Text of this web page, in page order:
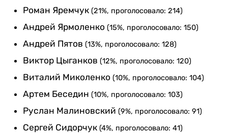
Роман Яремчук (21%, проголосовало: 214)
Андрей Ярмоленко (15%, проголосовало: 150)
Андрей Пятов (13%, проголосовало: 128)
Виктор Цыганков (12%, проголосовало: 120)
Виталий Миколенко (10%, проголосовало: 104)
Артем Беседин (10%, проголосовало: 103)
Руслан Малиновский (9%, проголосовало: 91)
Сергей Сидорчук (4%, проголосовало: 41)